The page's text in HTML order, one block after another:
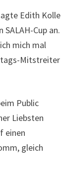
Edith Kolle
Cup an.
mich mal
Mitstreiter
Public
Liebsten
einen
gleich